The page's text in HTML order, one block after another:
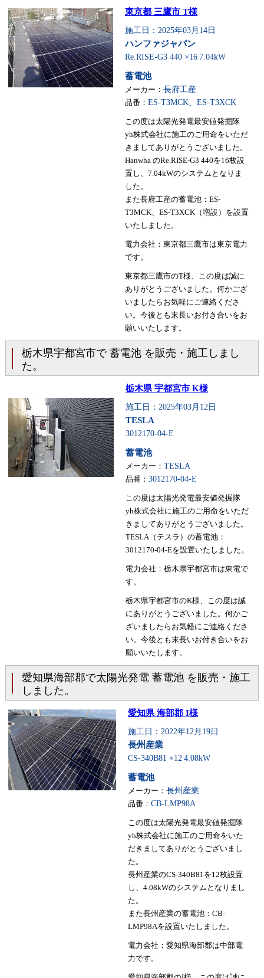
東京都 三鷹市 T様
施工日：2025年03月14日
ハンファジャパン
Re.RISE-G3 440 ×16 7.04kW
蓄電池
メーカー： 長府工産
品番： ES-T3MCK、ES-T3XCK
この度は太陽光発電最安値発掘隊
yh株式会社に施工のご用命をいただ
きましてありがとうございました。
Hanwha のRe.RISE-G3 440を16枚設
置し、7.04kWのシステムとなりま
した。
また長府工産の蓄電池：ES-
T3MCK、ES-T3XCK（増設）を設置
いたしました。
電力会社：東京都三鷹市は東京電力
です。
東京都三鷹市のT様、この度は誠に
ありがとうございました。何かござ
いましたらお気軽にご連絡くださ
い。今後とも末長いお付き合いをお
願いいたします。
栃木県宇都宮市で 蓄電池 を販売・施工しまし
た。
栃木県 宇都宮市 K様
施工日：2025年03月12日
TESLA
3012170-04-E
蓄電池
メーカー： TESLA
品番： 3012170-04-E
この度は太陽光発電最安値発掘隊
yh株式会社に施工のご用命をいただ
きましてありがとうございました。
TESLA（テスラ）の蓄電池：
3012170-04-Eを設置いたしました。
電力会社：栃木県宇都宮市は東電で
す。
栃木県宇都宮市のK様、この度は誠
にありがとうございました。何かご
ざいましたらお気軽にご連絡くださ
い。今後とも末長いお付き合いをお
願いいたします。
愛知県海部郡で太陽光発電 蓄電池 を販売・施工
しました。
愛知県 海部郡 I様
施工日：2022年12月19日
長州産業
CS-340B81 ×12 4.08kW
蓄電池
メーカー： 長州産業
品番： CB-LMP98A
この度は太陽光発電最安値発掘隊
yh株式会社に施工のご用命をいた
だきましてありがとうございまし
た。
長州産業のCS-340B81を12枚設置
し、4.08kWのシステムとなりまし
た。
また長州産業の蓄電池：CB-
LMP98Aを設置いたしました。
電力会社：愛知県海部郡は中部電
力です。